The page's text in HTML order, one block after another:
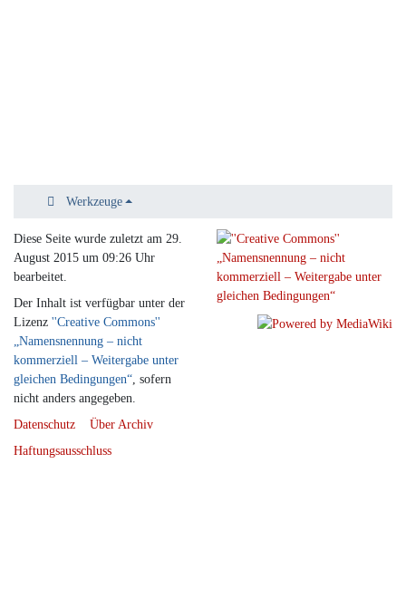
Werkzeuge
Diese Seite wurde zuletzt am 29.
August 2015 um 09:26 Uhr
bearbeitet.
Der Inhalt ist verfügbar unter der
Lizenz ''Creative Commons''
„Namensnennung – nicht
kommerziell – Weitergabe unter
gleichen Bedingungen“, sofern
nicht anders angegeben.
Datenschutz
Über Archiv
Haftungsausschluss